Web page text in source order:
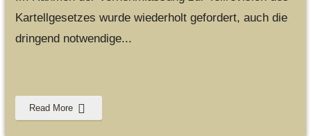
Kartellgesetzes wurde wiederholt gefordert, auch die
dringend notwendige...
Read More